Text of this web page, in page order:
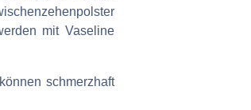
mit Vaseline
schmerzhaft